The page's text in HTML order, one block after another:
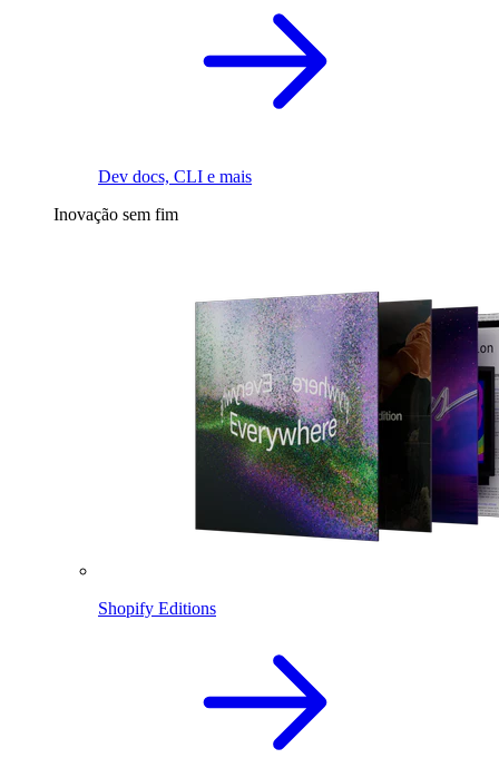
Dev docs, CLI e mais
Inovação sem fim
Shopify Editions